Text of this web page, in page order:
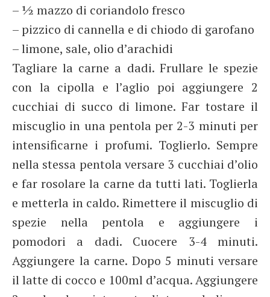
– ½ mazzo di coriandolo fresco
– pizzico di cannella e di chiodo di garofano
– limone, sale, olio d’arachidi
Tagliare la carne a dadi. Frullare le spezie
con la cipolla e l’aglio poi aggiungere 2
cucchiai di succo di limone. Far tostare il
miscuglio in una pentola per 2-3 minuti per
intensificarne i profumi. Toglierlo. Sempre
nella stessa pentola versare 3 cucchiai d’olio
e far rosolare la carne da tutti lati. Toglierla
e metterla in caldo. Rimettere il miscuglio di
spezie nella pentola e aggiungere i
pomodori a dadi. Cuocere 3-4 minuti.
Aggiungere la carne. Dopo 5 minuti versare
il latte di cocco e 100ml d’acqua. Aggiungere